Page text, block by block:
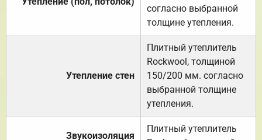
согласно выбранной
толщине утепления.
Утепление стен
Плитный утеплитель
Rockwool, толщиной
150/200 мм. согласно
выбранной толщине
утепления.
Звукоизоляция
Плитный утеплитель